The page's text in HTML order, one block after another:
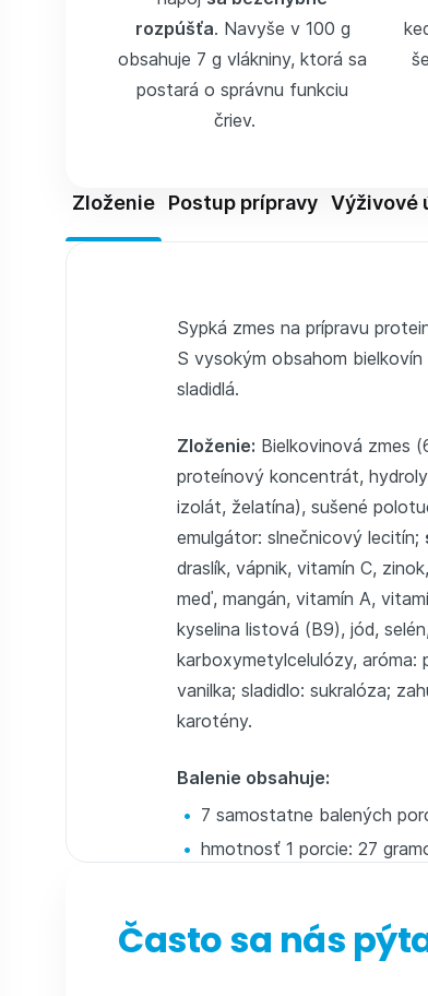
rozpúšťa. Navyše v 100 g
obsahuje 7 g vlákniny, ktorá sa
postará o správnu funkciu
čriev.
Zloženie Postup prípravy Výživové
Sypká zmes na prípravu
S vysokým obsahom bielkovín
sladidlá.
Zloženie: Bielkovinová zmes
proteínový koncentrát,
izolát, želatína), sušené
emulgátor: slnečnicový lecitín;
draslík, vápnik, vitamín C,
meď, mangán, vitamín A,
kyselina listová (B9), jód,
karboxymetylcelulózy, aróma:
vanilka; sladidlo: sukralóza;
karotény.
Balenie obsahuje:
7 samostatne balených
hmotnosť 1 porcie: 27
Často sa nás